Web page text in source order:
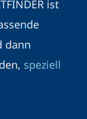
ist
dann
speziell